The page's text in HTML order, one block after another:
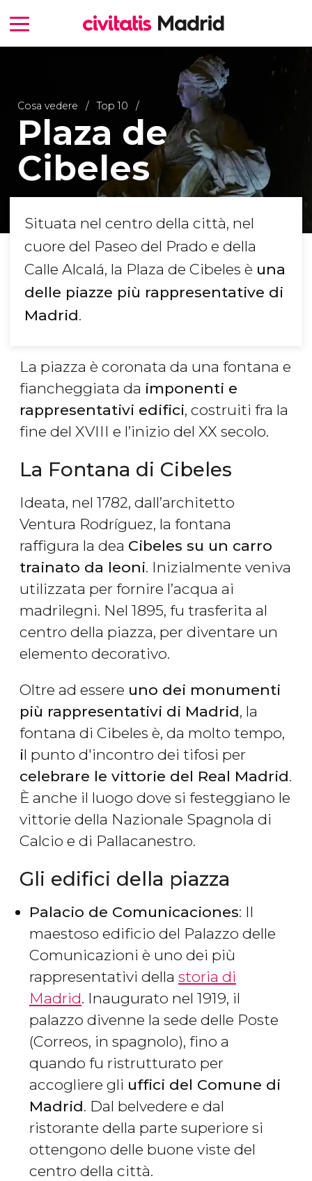
Cosa vedere Top 10
Plaza de
Cibeles
Situata nel centro della città, nel
cuore del Paseo del Prado e della
Calle Alcalá, la Plaza de Cibeles è una
delle piazze più rappresentative di
Madrid.
La piazza è coronata da una fontana e
fiancheggiata da imponenti e
rappresentativi edifici, costruiti fra la
fine del XVIII e l’inizio del XX secolo.
La Fontana di Cibeles
Ideata, nel 1782, dall’architetto
Ventura Rodríguez, la fontana
raffigura la dea Cibeles su un carro
trainato da leoni. Inizialmente veniva
utilizzata per fornire l’acqua ai
madrilegni. Nel 1895, fu trasferita al
centro della piazza, per diventare un
elemento decorativo.
Oltre ad essere uno dei monumenti
più rappresentativi di Madrid, la
fontana di Cibeles è, da molto tempo,
il punto d'incontro dei tifosi per
celebrare le vittorie del Real Madrid.
È anche il luogo dove si festeggiano le
vittorie della Nazionale Spagnola di
Calcio e di Pallacanestro.
Gli edifici della piazza
Palacio de Comunicaciones: Il
maestoso edificio del Palazzo delle
Comunicazioni è uno dei più
rappresentativi della storia di
Madrid. Inaugurato nel 1919, il
palazzo divenne la sede delle Poste
(Correos, in spagnolo), fino a
quando fu ristrutturato per
accogliere gli uffici del Comune di
Madrid. Dal belvedere e dal
ristorante della parte superiore si
ottengono delle buone viste del
centro della città.